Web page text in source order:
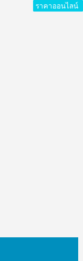
ราคาออนไลน์
ราคาออนไลน์
ราคาออนไลน์
ราคาออนไลน์
ราคาออนไลน์
ราคาออนไลน์
ราคาออนไลน์
ราคาออนไลน์